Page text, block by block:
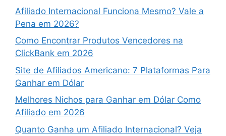
Afiliado Internacional Funciona Mesmo? Vale a
Pena em 2026?
Como Encontrar Produtos Vencedores na
ClickBank em 2026
Site de Afiliados Americano: 7 Plataformas Para
Ganhar em Dólar
Melhores Nichos para Ganhar em Dólar Como
Afiliado em 2026
Quanto Ganha um Afiliado Internacional? Veja